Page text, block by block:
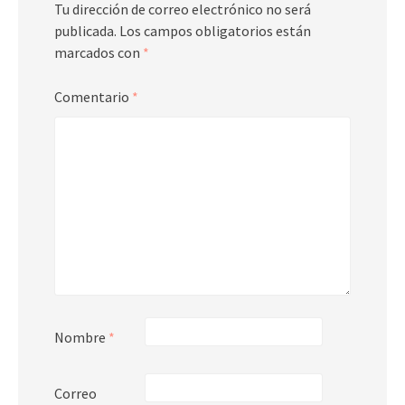
Tu dirección de correo electrónico no será
publicada. Los campos obligatorios están
marcados con *
Comentario *
Nombre *
Correo